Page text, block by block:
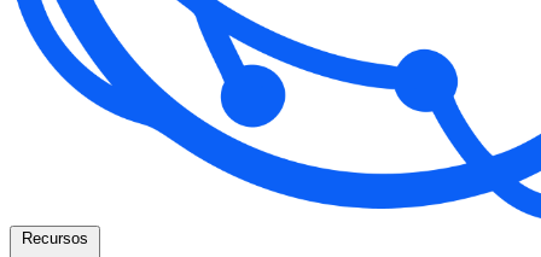
Recursos